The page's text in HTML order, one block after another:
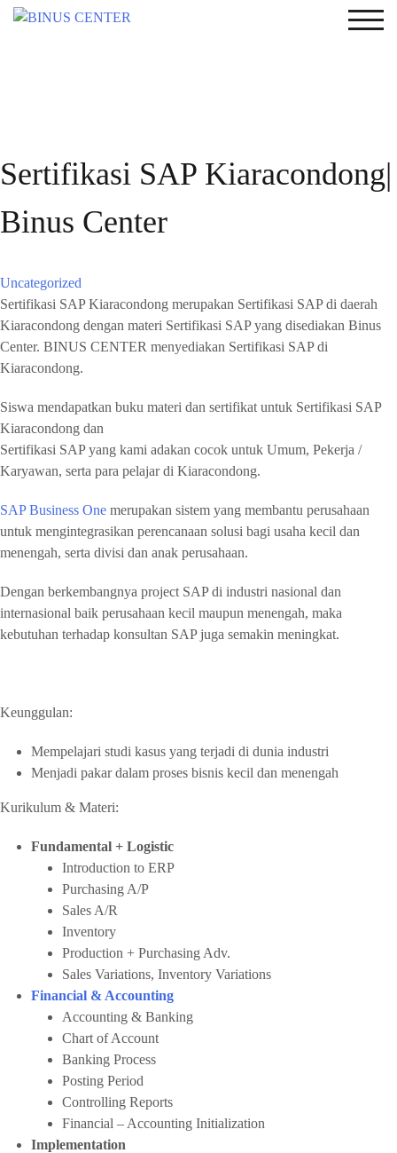
Sertifikasi SAP Kiaracondong|
Binus Center
Uncategorized
Sertifikasi SAP Kiaracondong merupakan Sertifikasi SAP di daerah
Kiaracondong dengan materi Sertifikasi SAP yang disediakan Binus
Center. BINUS CENTER menyediakan Sertifikasi SAP di
Kiaracondong.
Siswa mendapatkan buku materi dan sertifikat untuk Sertifikasi SAP
Kiaracondong dan
Sertifikasi SAP yang kami adakan cocok untuk Umum, Pekerja /
Karyawan, serta para pelajar di Kiaracondong.
SAP Business One merupakan sistem yang membantu perusahaan
untuk mengintegrasikan perencanaan solusi bagi usaha kecil dan
menengah, serta divisi dan anak perusahaan.
Dengan berkembangnya project SAP di industri nasional dan
internasional baik perusahaan kecil maupun menengah, maka
kebutuhan terhadap konsultan SAP juga semakin meningkat.
Keunggulan:
Mempelajari studi kasus yang terjadi di dunia industri
Menjadi pakar dalam proses bisnis kecil dan menengah
Kurikulum & Materi:
Fundamental + Logistic
Introduction to ERP
Purchasing A/P
Sales A/R
Inventory
Production + Purchasing Adv.
Sales Variations, Inventory Variations
Financial & Accounting
Accounting & Banking
Chart of Account
Banking Process
Posting Period
Controlling Reports
Financial – Accounting Initialization
Implementation